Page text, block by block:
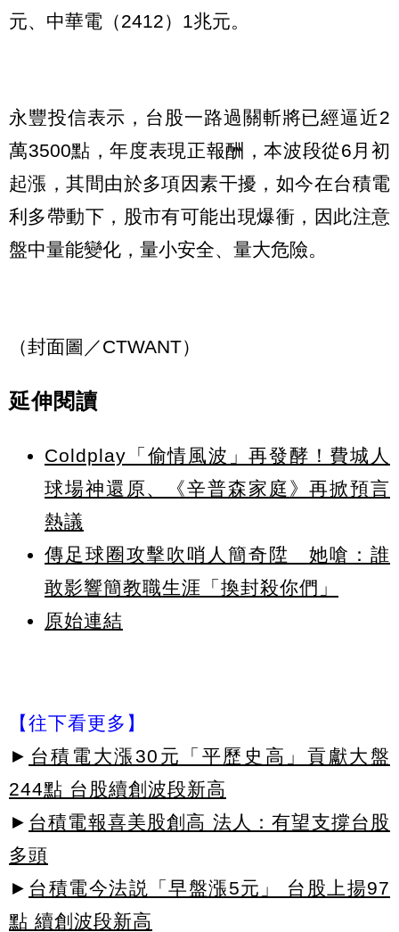
元、中華電（2412）1兆元。
永豐投信表示，台股一路過關斬將已經逼近2
萬3500點，年度表現正報酬，本波段從6月初
起漲，其間由於多項因素干擾，如今在台積電
利多帶動下，股市有可能出現爆衝，因此注意
盤中量能變化，量小安全、量大危險。
（封面圖／CTWANT）
延伸閱讀
Coldplay「偷情風波」再發酵！費城人
球場神還原、《辛普森家庭》再掀預言
熱議
傳足球圈攻擊吹哨人簡奇陞 她嗆：誰
敢影響簡教職生涯「換封殺你們」
原始連結
【往下看更多】
► 台積電大漲30元「平歷史高」貢獻大盤
244點 台股續創波段新高
► 台積電報喜美股創高 法人：有望支撐台股
多頭
► 台積電今法説「早盤漲5元」 台股上揚97
點 續創波段新高